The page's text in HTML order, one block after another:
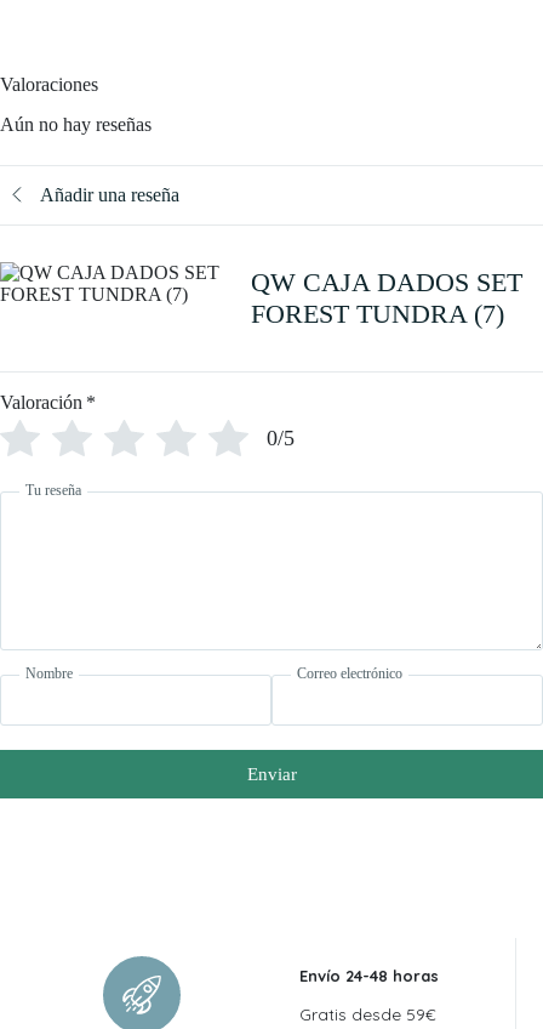
Valoraciones
Aún no hay reseñas
Añadir una reseña
QW CAJA DADOS SET
FOREST TUNDRA (7)
Valoración *
0/5
Tu reseña
Nombre Correo electrónico
Enviar
Envío 24-48 horas
Gratis desde 59€